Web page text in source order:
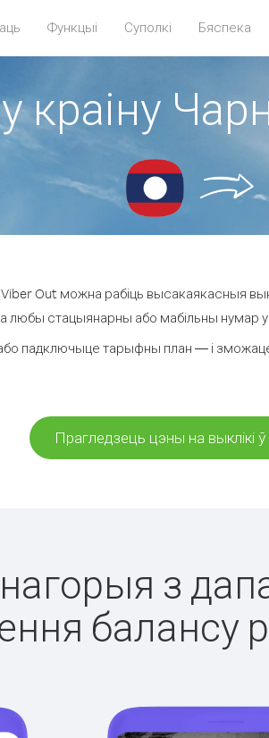
Функцыі Суполкі Бяспека
краіну
Out можна рабіць высакаякасныя
любы стацыянарны або мабільны нумар у
падключыце тарыфны план — і зможаце
Прагледзець цэны на выклікі
з
балансу